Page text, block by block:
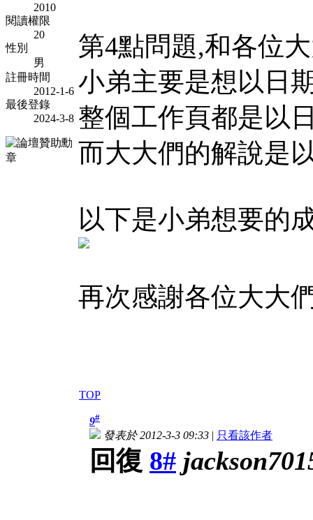
2010
閱讀權限
20
性別
男
註冊時間
2012-1-6
最後登錄
2024-3-8
第4點問題,和各位
小弟主要是想以日
整個工作頁都是以
而大大們的解說是
以下是小弟想要的
再次感謝各位大大
TOP
9#
發表於 2012-3-3 09:33 | 只看該作者
回復 8#